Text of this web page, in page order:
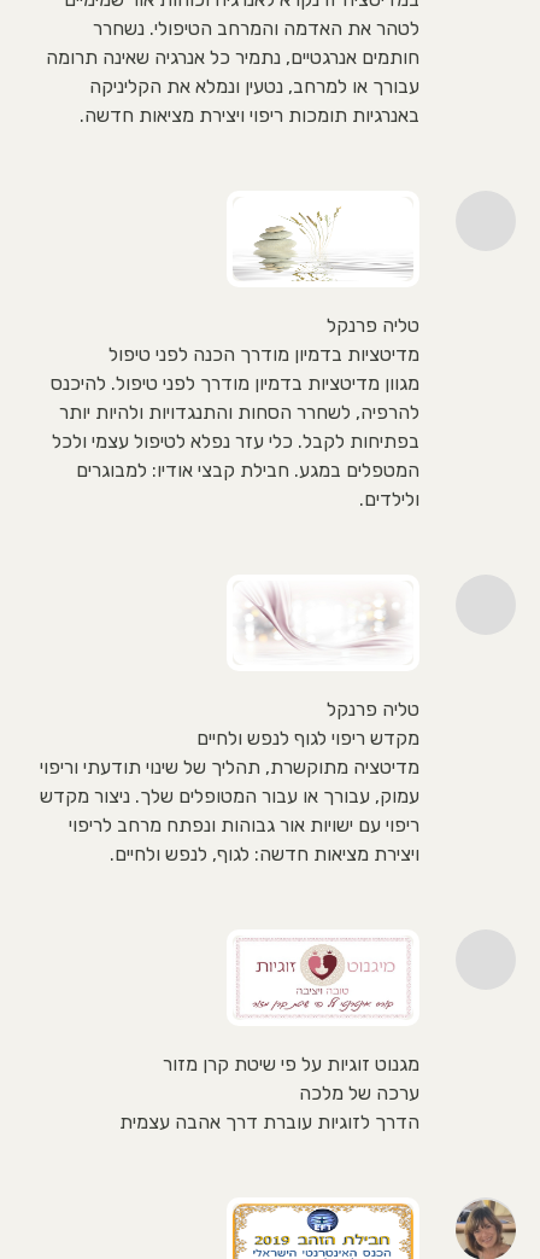
לטהר את האדמה והמרחב הטיפולי. נשחרר
חותמים אנרגטיים, נתמיר כל אנרגיה שאינה תרומה
עבורך או למרחב, נטעין ונמלא את הקליניקה
באנרגיות תומכות ריפוי ויצירת מציאות חדשה.
טליה פרנקל
מדיטציות בדמיון מודרך הכנה לפני טיפול
מגוון מדיטציות בדמיון מודרך לפני טיפול. להיכנס
להרפיה, לשחרר הסחות והתנגדויות ולהיות יותר
בפתיחות לקבל. כלי עזר נפלא לטיפול עצמי ולכל
המטפלים במגע. חבילת קבצי אודיו: למבוגרים
ולילדים.
טליה פרנקל
מקדש ריפוי לגוף לנפש ולחיים
מדיטציה מתוקשרת, תהליך של שינוי תודעתי וריפוי
עמוק, עבורך או עבור המטופלים שלך. ניצור מקדש
ריפוי עם ישויות אור גבוהות ונפתח מרחב לריפוי
ויצירת מציאות חדשה: לגוף, לנפש ולחיים.
מגנוט זוגיות על פי שיטת קרן מזור
ערכה של מלכה
הדרך לזוגיות עוברת דרך אהבה עצמית